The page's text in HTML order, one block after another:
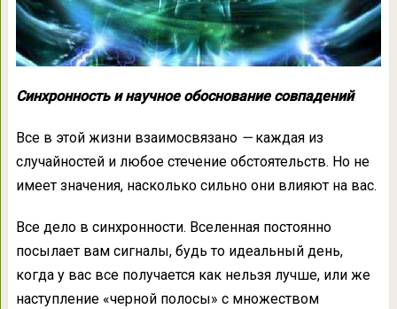
Синхронность и научное обоснование совпадений
Все в этой жизни взаимосвязано —каждая из
случайностей и любое стечение обстоятельств. Но не
имеет значения, насколько сильно они влияют на вас.
Все дело в синхронности. Вселенная постоянно
посылает вам сигналы, будь то идеальный день,
когда у вас все получается как нельзя лучше, или же
наступление «черной полосы» с множеством